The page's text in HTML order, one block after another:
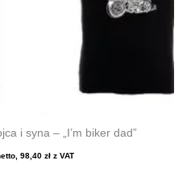
i syna – „I’m biker dad”
98,40 zł z VAT